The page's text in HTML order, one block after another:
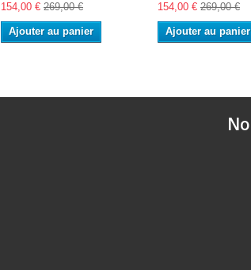
154,00 € 269,00 €
Ajouter au panier
154,00 € 269,00 €
Ajouter au panier